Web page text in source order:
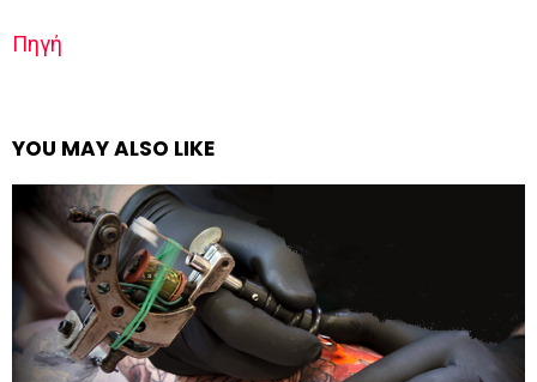
Πηγή
YOU MAY ALSO LIKE